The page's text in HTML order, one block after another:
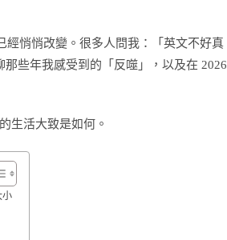
經悄悄改變。很多人問我：「英文不好真
些年我感受到的「反噬」，以及在 2026
生活大致是如何。
小